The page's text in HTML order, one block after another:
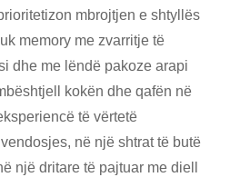
mbrojtjen e shtyllës
memory me zvarritje të
dhe me lëndë pakoze arapi
kokën dhe qafën në
të vërtetë
në një shtrat të butë
një dritare të pajtuar me diell